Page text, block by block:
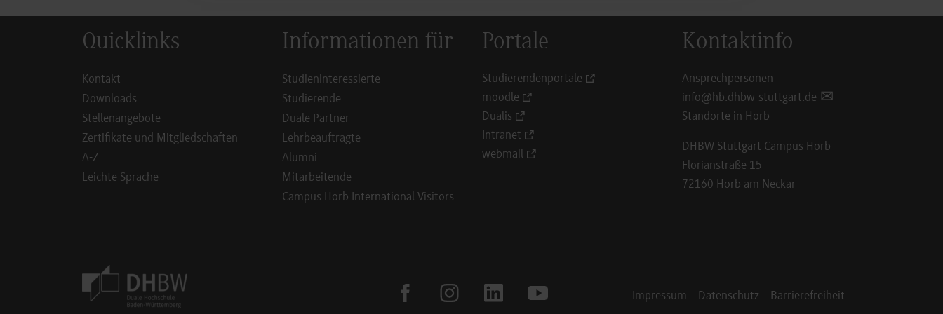
Quicklinks
Kontakt
Downloads
Stellenangebote
Zertifikate und Mitgliedschaften
A-Z
Leichte Sprache
Informationen für
Studieninteressierte
Studierende
Duale Partner
Lehrbeauftragte
Alumni
Mitarbeitende
Campus Horb International Visitors
Portale
Studierendenportale
moodle
Dualis
Intranet
webmail
Kontaktinfo
Ansprechpersonen
info@hb.dhbw-stuttgart.de
Standorte in Horb
DHBW Stuttgart Campus Horb
Florianstraße 15
72160 Horb am Neckar
Footer Meta Navigation
facebook instagramlinkedin youtube Impressum Datenschutz Barrierefreiheit